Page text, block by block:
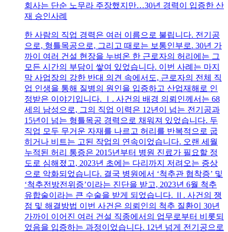
회사는 단순 노무라 주장했지만…30년 경력이 입증한 산
재 승인사례
한 사람의 직업 경력은 여러 이름으로 불립니다. 전기공
으로, 형틀목공으로, 그리고 때로는 보통인부로. 30년 가
까이 여러 건설 현장을 누벼온 한 근로자의 허리에는 그
모든 시간의 부담이 쌓여 있었습니다. 이번 사례는 마지
막 사업장의 강한 반대 의견 속에서도, 근로자의 전체 직
업 인생을 통해 질병의 원인을 입증하고 산업재해로 인
정받은 이야기입니다. Ⅰ. 사건의 배경 의뢰인께서는 68
세의 남성으로, 그의 직업 이력은 12년이 넘는 전기공과
15년이 넘는 형틀목공 경력으로 채워져 있었습니다. 두
직업 모두 무거운 자재를 나르고 허리를 반복적으로 굽
히거나 비트는 고된 작업의 연속이었습니다. 오랜 세월
누적된 허리 통증은 2015년부터 병원 진료가 필요할 정
도로 심해졌고, 2023년 초에는 다리까지 저려오는 증상
으로 악화되었습니다. 결국 병원에서 ‘척추관 협착증’ 및
‘척추전방전위증’이라는 진단을 받고, 2023년 6월 척추
유합술이라는 큰 수술을 받게 되었습니다. Ⅱ. 사건의 쟁
점 및 해결방법 이번 사건은 의뢰인의 척추 질환이 30년
가까이 이어진 여러 건설 직종에서의 업무로부터 비롯되
었음을 입증하는 과정이었습니다. 12년 넘게 전기공으로